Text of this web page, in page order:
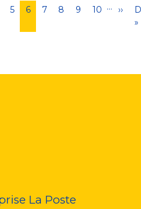
Page
5
Page
6 Page
7 Page
8 Page
9 Page
10 …
Page
››
»
La Poste